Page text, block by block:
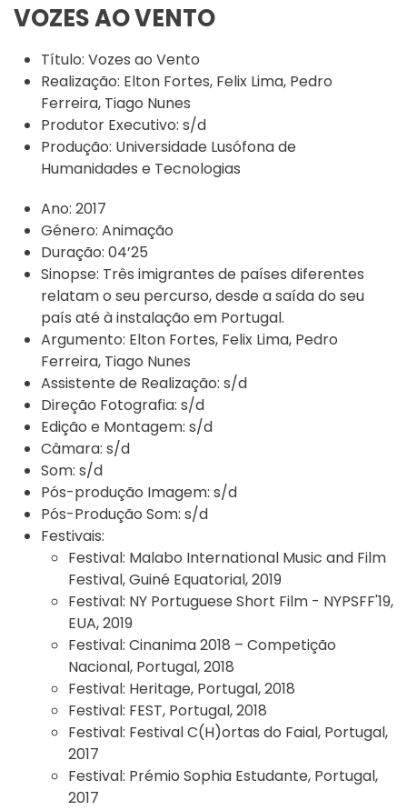
VOZES AO VENTO
Título: Vozes ao Vento
Realização: Elton Fortes, Felix Lima, Pedro
Ferreira, Tiago Nunes
Produtor Executivo: s/d
Produção: Universidade Lusófona de
Humanidades e Tecnologias
Ano: 2017
Género: Animação
Duração: 04’25
Sinopse: Três imigrantes de países diferentes
relatam o seu percurso, desde a saída do seu
país até à instalação em Portugal.
Argumento: Elton Fortes, Felix Lima, Pedro
Ferreira, Tiago Nunes
Assistente de Realização: s/d
Direção Fotografia: s/d
Edição e Montagem: s/d
Câmara: s/d
Som: s/d
Pós-produção Imagem: s/d
Pós-Produção Som: s/d
Festivais:
Festival: Malabo International Music and Film
Festival, Guiné Equatorial, 2019
Festival: NY Portuguese Short Film - NYPSFF'19,
EUA, 2019
Festival: Cinanima 2018 – Competição
Nacional, Portugal, 2018
Festival: Heritage, Portugal, 2018
Festival: FEST, Portugal, 2018
Festival: Festival C(H)ortas do Faial, Portugal,
2017
Festival: Prémio Sophia Estudante, Portugal,
2017